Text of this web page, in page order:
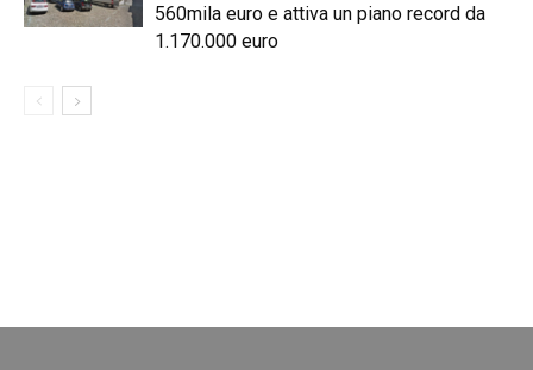
560mila euro e attiva un piano record da
1.170.000 euro